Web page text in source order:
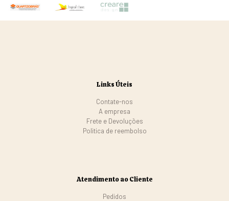
Links Úteis
Contate-nos
A empresa
Frete e Devoluções
Politica de reembolso
Atendimento ao Cliente
Pedidos